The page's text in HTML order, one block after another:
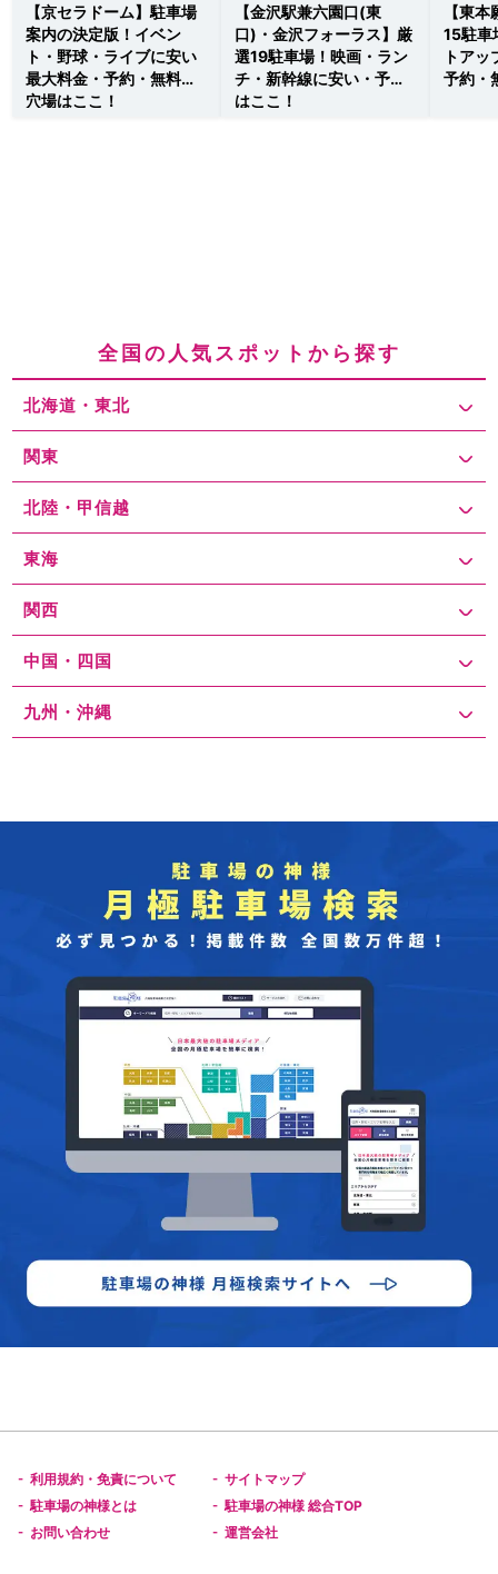
【京セラドーム】駐車場
案内の決定版！イベン
ト・野球・ライブに安い
最大料金・予約・無料の
穴場はここ！
【金沢駅兼六園口(東
口)・金沢フォーラス】厳
選19駐車場！映画・ラン
チ・新幹線に安い・予約
はここ！
【東
15駐車
トア
予約・
全国の人気スポットから探す
北海道・東北
関東
北陸・甲信越
東海
関西
中国・四国
九州・沖縄
- 利用規約・免責について - サイトマップ
- 駐車場の神様とは - 駐車場の神様 総合TOP
- お問い合わせ - 運営会社